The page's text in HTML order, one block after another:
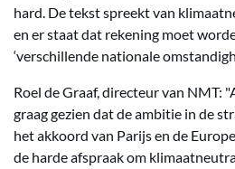
hard. De tekst spreekt van
en er staat dat rekening moet
‘verschillende nationale
Roel de Graaf, directeur van NMT:
graag gezien dat de ambitie in de
het akkoord van Parijs en de
de harde afspraak om